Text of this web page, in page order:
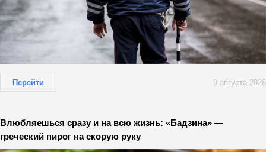
Перейти 9 августа 2026
Влюбляешься сразу и на всю жизнь: «Бадзина» —
греческий пирог на скорую руку